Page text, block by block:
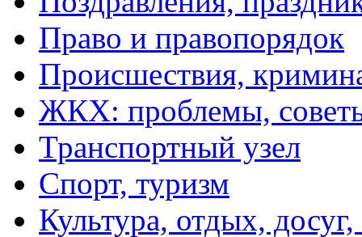
Право и правопорядок
Происшествия,
ЖКХ: проблемы,
Транспортный узел
Спорт, туризм
Культура, отдых,